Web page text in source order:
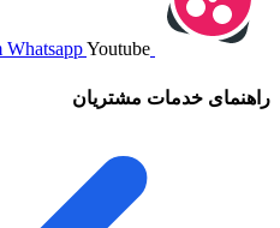
WhatsappYoutube
راهنمای خدمات مشتریان